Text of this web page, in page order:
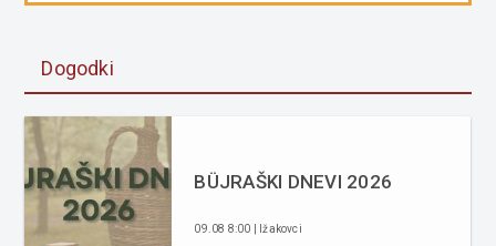
Dogodki
BÜJRAŠKI DNEVI 2026
09.08 8:00 | Ižakovci